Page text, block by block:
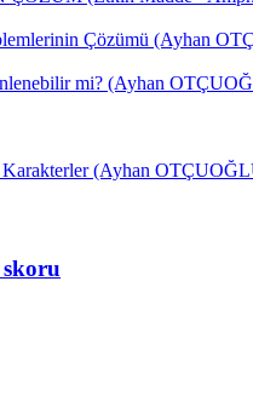
Çözümü (Ayhan
mi? (Ayhan
Karakterler (Ayhan